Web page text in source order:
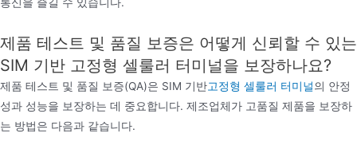
통신을 즐길 수 있습니다.
제품 테스트 및 품질 보증은 어떻게 신뢰할 수 있는
SIM 기반 고정형 셀룰러 터미널을 보장하나요?
제품 테스트 및 품질 보증(QA)은 SIM 기반고정형 셀룰러 터미널의 안정
성과 성능을 보장하는 데 중요합니다. 제조업체가 고품질 제품을 보장하
는 방법은 다음과 같습니다.